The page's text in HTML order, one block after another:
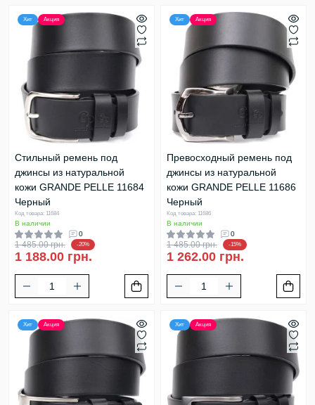
Хит Акция
Стильный ремень под
джинсы из натуральной
кожи GRANDE PELLE 11684
Черный
Код товара: 11684
В наличии
0
1 485.00 грн. -20%
1 188.00 грн.
Хит Акция
Превосходный ремень под
джинсы из натуральной
кожи GRANDE PELLE 11686
Черный
Код товара: 11686
В наличии
0
1 485.00 грн. -15%
1 262.00 грн.
Хит Акция Хит Акция